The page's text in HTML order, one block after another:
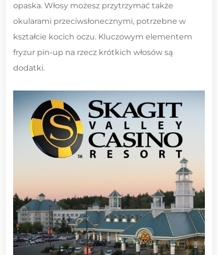
opaska. Włosy możesz przytrzymać także
okularami przeciwsłonecznymi, potrzebne w
kształcie kocich oczu. Kluczowym elementem
fryzur pin-up na rzecz krótkich włosów są
dodatki.